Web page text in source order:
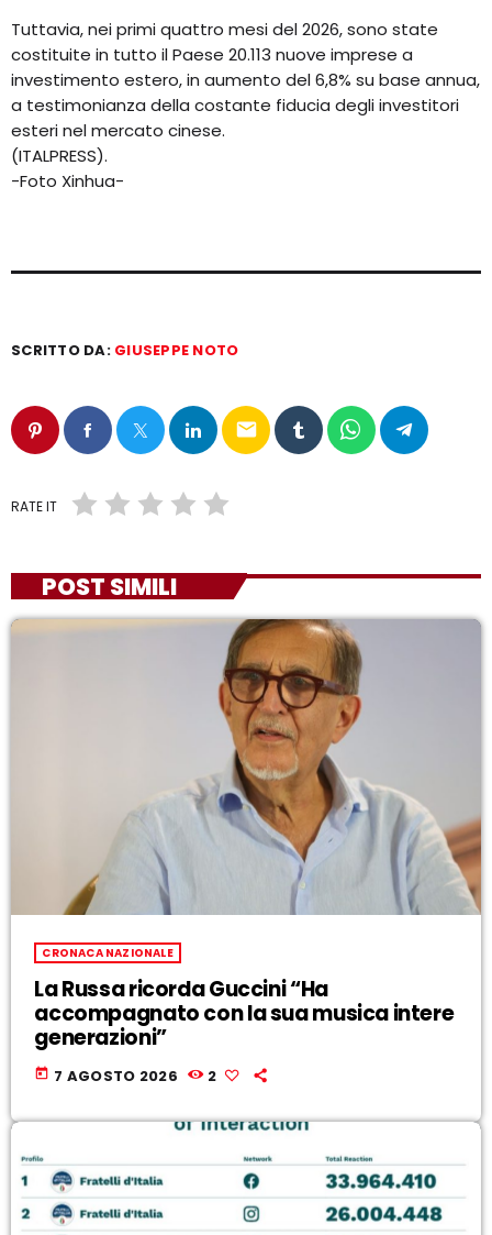
Tuttavia, nei primi quattro mesi del 2026, sono state
costituite in tutto il Paese 20.113 nuove imprese a
investimento estero, in aumento del 6,8% su base annua,
a testimonianza della costante fiducia degli investitori
esteri nel mercato cinese.
(ITALPRESS).
-Foto Xinhua-
SCRITTO DA: GIUSEPPE NOTO
email
RATE IT
POST SIMILI
CRONACA NAZIONALE
La Russa ricorda Guccini “Ha
accompagnato con la sua musica intere
generazioni”
today 7 AGOSTO 2026 2